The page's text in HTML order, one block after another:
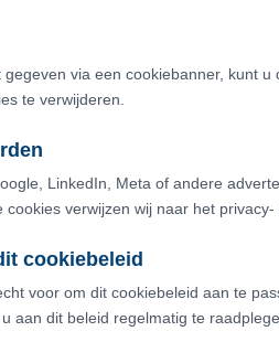
gegeven via een cookiebanner, kunt
te verwijderen.
LinkedIn, Meta of andere
cookies verwijzen wij naar het
cookiebeleid
voor om dit cookiebeleid aan te
aan dit beleid regelmatig te